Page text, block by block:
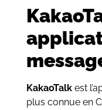
KakaoTalkest
plus connue en